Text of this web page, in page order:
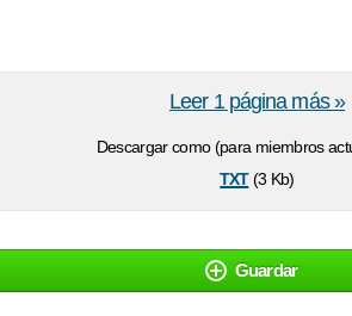
Descargar como (para miembros
txt(3 Kb)
Leer 1 página más »
Guardar